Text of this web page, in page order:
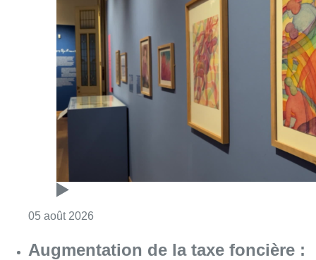
05 août 2026
Augmentation de la taxe foncière :